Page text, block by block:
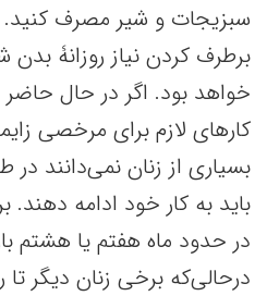
سبزیجات و شیر مصرف کنید.
برطرف کردن نیاز روزانۀ بدن
خواهد بود. اگر در حال
کارهای لازم برای مرخصی
بسیاری از زنان نمی‌دانند در
باید به کار خود ادامه دهند.
در حدود ماه هفتم یا هشتم
درحالی‌که برخی زنان دیگر تا